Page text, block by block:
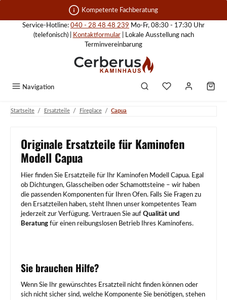
Zum Hauptinhalt springen Kompetente Fachberatung
Service-Hotline: 040 - 28 48 48 239 Mo-Fr, 08:30 - 17:30 Uhr
(telefonisch) |
Kontaktformular| Lokale Ausstellung nach
Terminvereinbarung
Navigation
Startseite / Ersatzteile / Fireplace / Capua
Originale Ersatzteile für Kaminofen
Modell Capua
Hier finden Sie Ersatzteile für Ihr Kaminofen Modell Capua. Egal
ob Dichtungen, Glasscheiben oder Schamottsteine – wir haben
die passenden Komponenten für Ihren Ofen. Falls Sie Fragen zu
den Ersatzteilen haben, steht Ihnen unser kompetentes Team
jederzeit zur Verfügung. Vertrauen Sie auf Qualität und
Beratung für einen reibungslosen Betrieb Ihres Kaminofens.
Sie brauchen Hilfe?
Wenn Sie Ihr gewünschtes Ersatzteil nicht finden können oder
sich nicht sicher sind, welche Komponente Sie benötigen, stehen